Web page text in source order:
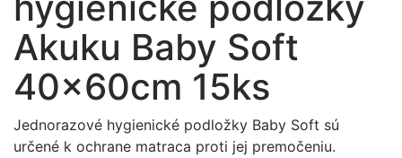
Akuku Baby Soft
40x60cm 15ks
Jednorazové hygienické podložky Baby Soft sú
určené k ochrane matraca proti jej premočeniu.